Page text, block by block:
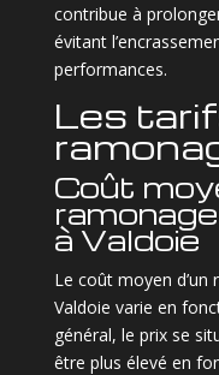
contribue à
évitant
performances.
Les
Coût
à Valdoie
Le coût moyen
Valdoie varie en
général, le prix se
être plus élevé en